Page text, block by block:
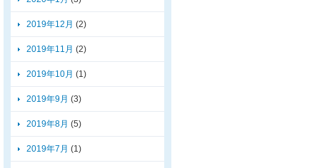
2019年12月 (2)
2019年11月 (2)
2019年10月 (1)
2019年9月 (3)
2019年8月 (5)
2019年7月 (1)